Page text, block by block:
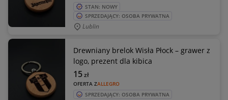
STAN: NOWY
SPRZEDAJĄCY: OSOBA PRYWATNA
Lublin
Drewniany brelok Wisła Płock – grawer z
logo, prezent dla kibica
OFERTA ZALLEGRO
15zł
SPRZEDAJĄCY: OSOBA PRYWATNA